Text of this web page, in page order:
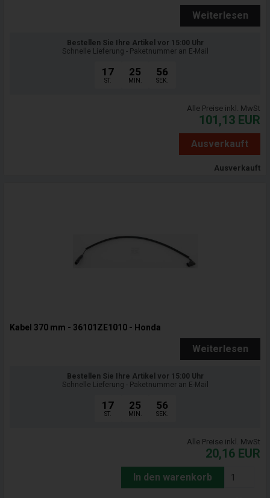
Weiterlesen
Bestellen Sie Ihre Artikel vor 15:00 Uhr
Schnelle Lieferung - Paketnummer an E-Mail
17
ST.
25
MIN.
55
SEK.
Alle Preise inkl. MwSt
101,13 EUR
Ausverkauft
Ausverkauft
Kabel 370 mm - 36101ZE1010 - Honda
Weiterlesen
Bestellen Sie Ihre Artikel vor 15:00 Uhr
Schnelle Lieferung - Paketnummer an E-Mail
17
ST.
25
MIN.
55
SEK.
Alle Preise inkl. MwSt
20,16 EUR
In den warenkorb